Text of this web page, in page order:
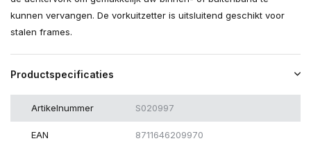
kunnen vervangen. De vorkuitzetter is uitsluitend geschikt voor
stalen frames.
Productspecificaties
Artikelnummer S020997
EAN 8711646209970